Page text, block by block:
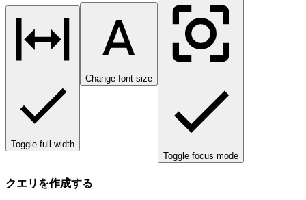
Toggle full width
Change font size
Toggle focus mode
クエリを作成する